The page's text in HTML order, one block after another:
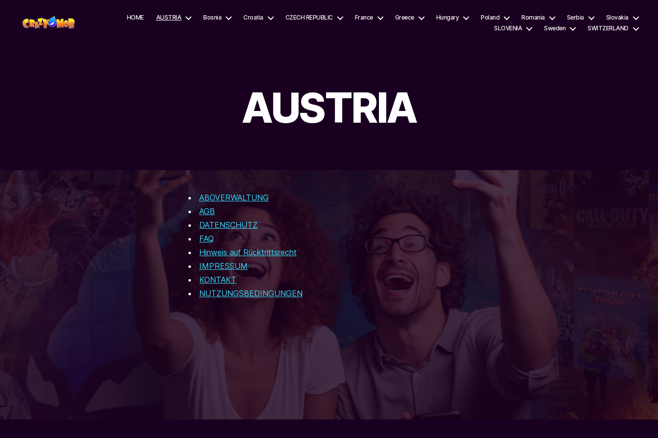
HOME AUSTRIA Bosnia Croatia CZECH REPUBLIC France Greece Hungary Poland Romania Serbia
Slovakia
SLOVENIA
Sweden SWITZERLAND
AUSTRIA
ABOVERWALTUNG
AGB
DATENSCHUTZ
FAQ
Hinweis auf Rücktrittsrecht
IMPRESSUM
KONTAKT
NUTZUNGSBEDINGUNGEN